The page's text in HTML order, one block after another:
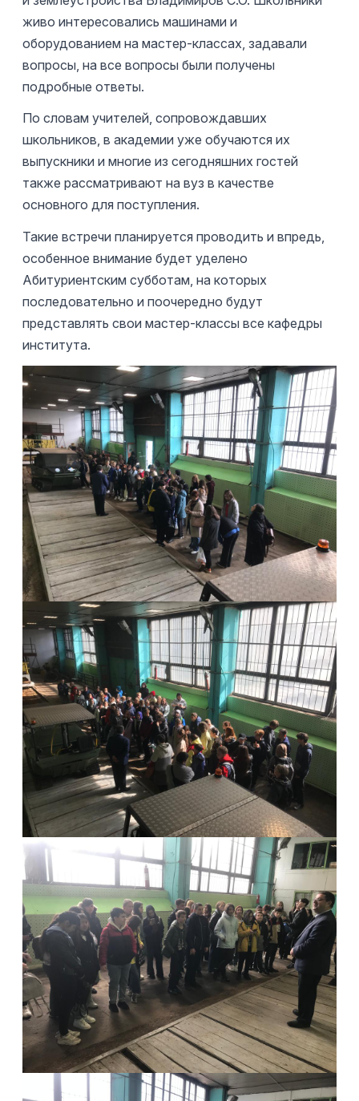
живо интересовались машинами и
оборудованием на мастер-классах, задавали
вопросы, на все вопросы были получены
подробные ответы.
По словам учителей, сопровождавших
школьников, в академии уже обучаются их
выпускники и многие из сегодняшних гостей
также рассматривают на вуз в качестве
основного для поступления.
Такие встречи планируется проводить и впредь,
особенное внимание будет уделено
Абитуриентским субботам, на которых
последовательно и поочередно будут
представлять свои мастер-классы все кафедры
института.